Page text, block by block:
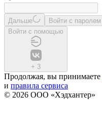
Дальше
Войти с паролем
Войти с помощью
+ 3
Продолжая, вы принимаете
и правила сервиса
© 2026 ООО «Хэдхантер»